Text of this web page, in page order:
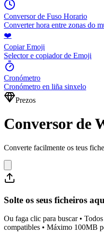
Conversor de Fuso Horario
Converter hora entre zonas do
❤️
Copiar Emoji
Selector e copiador de Emoji
Cronómetro
Cronómetro en liña sinxelo
Prezos
Conversor de
Converte facilmente os teus
Solte os seus ficheiros
Ou faga clic para buscar •
compatibles • Máximo 100MB